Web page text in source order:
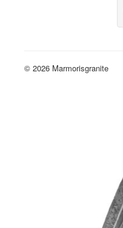
© 2026 Marmorisgranite